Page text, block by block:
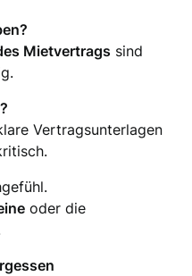
Mietvertrags sind
Vertragsunterlagen
oder die